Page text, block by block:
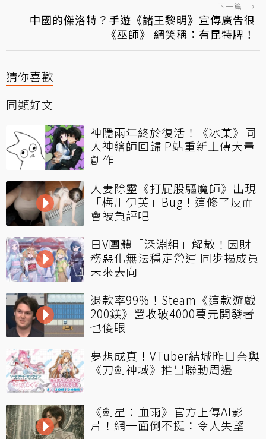
下一篇 →
中國的傑洛特？手遊《諸王黎明》宣傳廣告很
《巫師》 網笑稱：有昆特牌！
猜你喜歡
同類好文
神隱兩年終於復活！《冰菓》同
人神繪師回歸 P站重新上傳大量
創作
人妻除靈《打屁股驅魔師》出現
「梅川伊芙」Bug！這修了反而
會被負評吧
日V團體「深淵組」解散！因財
務惡化無法穩定營運 同步揭成員
未來去向
退款率99%！Steam《這款遊戲
200鎂》營收破4000萬元開發者
也傻眼
夢想成真！VTuber結城昨日奈與
《刀劍神域》推出聯動周邊
《劍星：血雨》官方上傳AI影
片！網一面倒不挺：令人失望